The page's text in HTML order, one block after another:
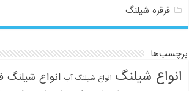
قرقره شیلنگ
برچسب‌ها
انواع شیلنگ انواع شیلنگ آب انواع شیلنگ